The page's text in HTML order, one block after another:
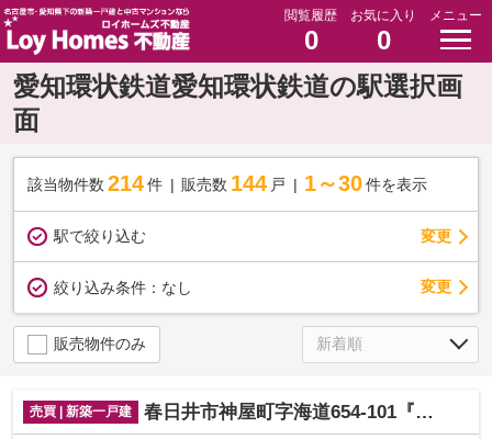
閲覧履歴
0
お気に入り
0
メニュー
愛知環状鉄道愛知環状鉄道の駅選択画
面
該当物件数 214件 販売数 144 戸 1～30 件を表示
駅で絞り込む 変更
絞り込み条件： なし 変更
販売物件のみ
売買 | 新築一戸建 春日井市神屋町字海道654-101『仲介料無料』新築戸建て